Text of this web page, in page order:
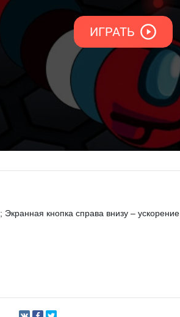
кнопка справа внизу – ускорение.